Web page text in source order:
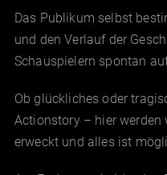
Das Publikum selbst
und den Verlauf der
Schauspielern spontan
Ob glückliches oder
Actionstory – hier werden
erweckt und alles ist